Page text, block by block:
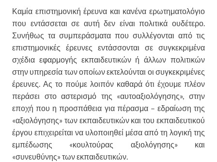
Καμία επιστημονική έρευνα και κανένα ερωτηματολόγιο
που εντάσσεται σε αυτή δεν είναι πολιτικά ουδέτερο.
Συνήθως τα συμπεράσματα που συλλέγονται από τις
επιστημονικές έρευνες εντάσσονται σε συγκεκριμένα
σχέδια εφαρμογής εκπαιδευτικών ή άλλων πολιτικών
στην υπηρεσία των οποίων εκτελούνται οι συγκεκριμένες
έρευνες. Ας το πούμε λοιπόν καθαρά ότι έχουμε πλέον
περάσει στο αστερισμό της «αυτοαξιολόγησης», στην
εποχή που η προσπάθεια για πέρασμα – εδραίωση της
«αξιολόγησης» των εκπαιδευτικών και του εκπαιδευτικού
έργου επιχειρείται να υλοποιηθεί μέσα από τη λογική της
εμπέδωσης «κουλτούρας αξιολόγησης» και
«συνευθύνης» των εκπαιδευτικών.